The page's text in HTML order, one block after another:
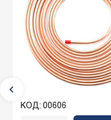
КОД: 00606